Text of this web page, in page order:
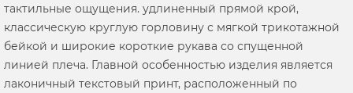
тактильные ощущения. удлиненный прямой крой,
классическую круглую горловину с мягкой трикотажной
бейкой и широкие короткие рукава со спущенной
линией плеча. Главной особенностью изделия является
лаконичный текстовый принт, расположенный по